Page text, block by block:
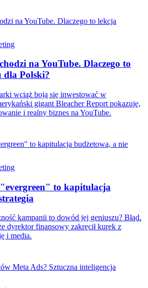
na YouTube. Dlaczego to
dla Polski?
wciąż boją się inwestować w
gigant Bleacher Report pokazuje,
i realny biznes na YouTube.
to kapitulacja
kampanii to dowód jej geniuszu? Błąd.
dyrektor finansowy zakręcił kurek z
i media.